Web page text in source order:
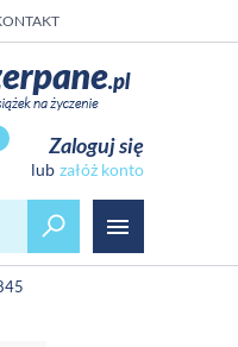
Zaloguj się
załóż konto